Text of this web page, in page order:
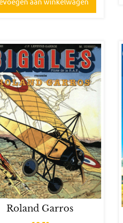
Roland Garros